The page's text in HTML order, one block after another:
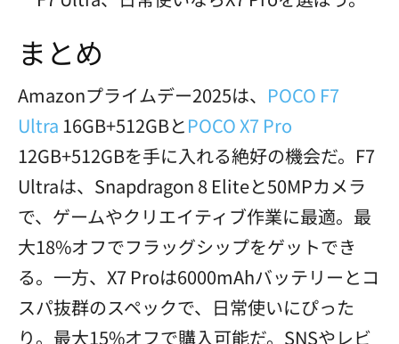
まとめ
Amazonプライムデー2025は、 POCO F7
Ultra 16GB+512GBとPOCO X7 Pro
12GB+512GBを手に入れる絶好の機会だ。F7
Ultraは、Snapdragon 8 Eliteと50MPカメラ
で、ゲームやクリエイティブ作業に最適。最
大18%オフでフラッグシップをゲットでき
る。一方、X7 Proは6000mAhバッテリーとコ
スパ抜群のスペックで、日常使いにぴった
り。最大15%オフで購入可能だ。SNSやレビ